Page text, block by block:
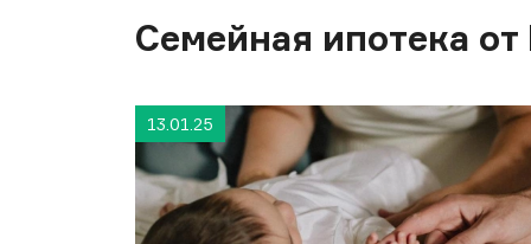
Семейная ипотека
13.01.25